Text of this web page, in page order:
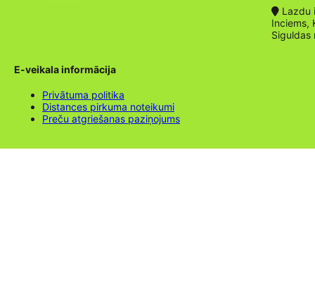
Lazdu
Inciems,
Siguldas
E-veikala informācija
Privātuma politika
Distances pirkuma noteikumi
Preču atgriešanas paziņojums